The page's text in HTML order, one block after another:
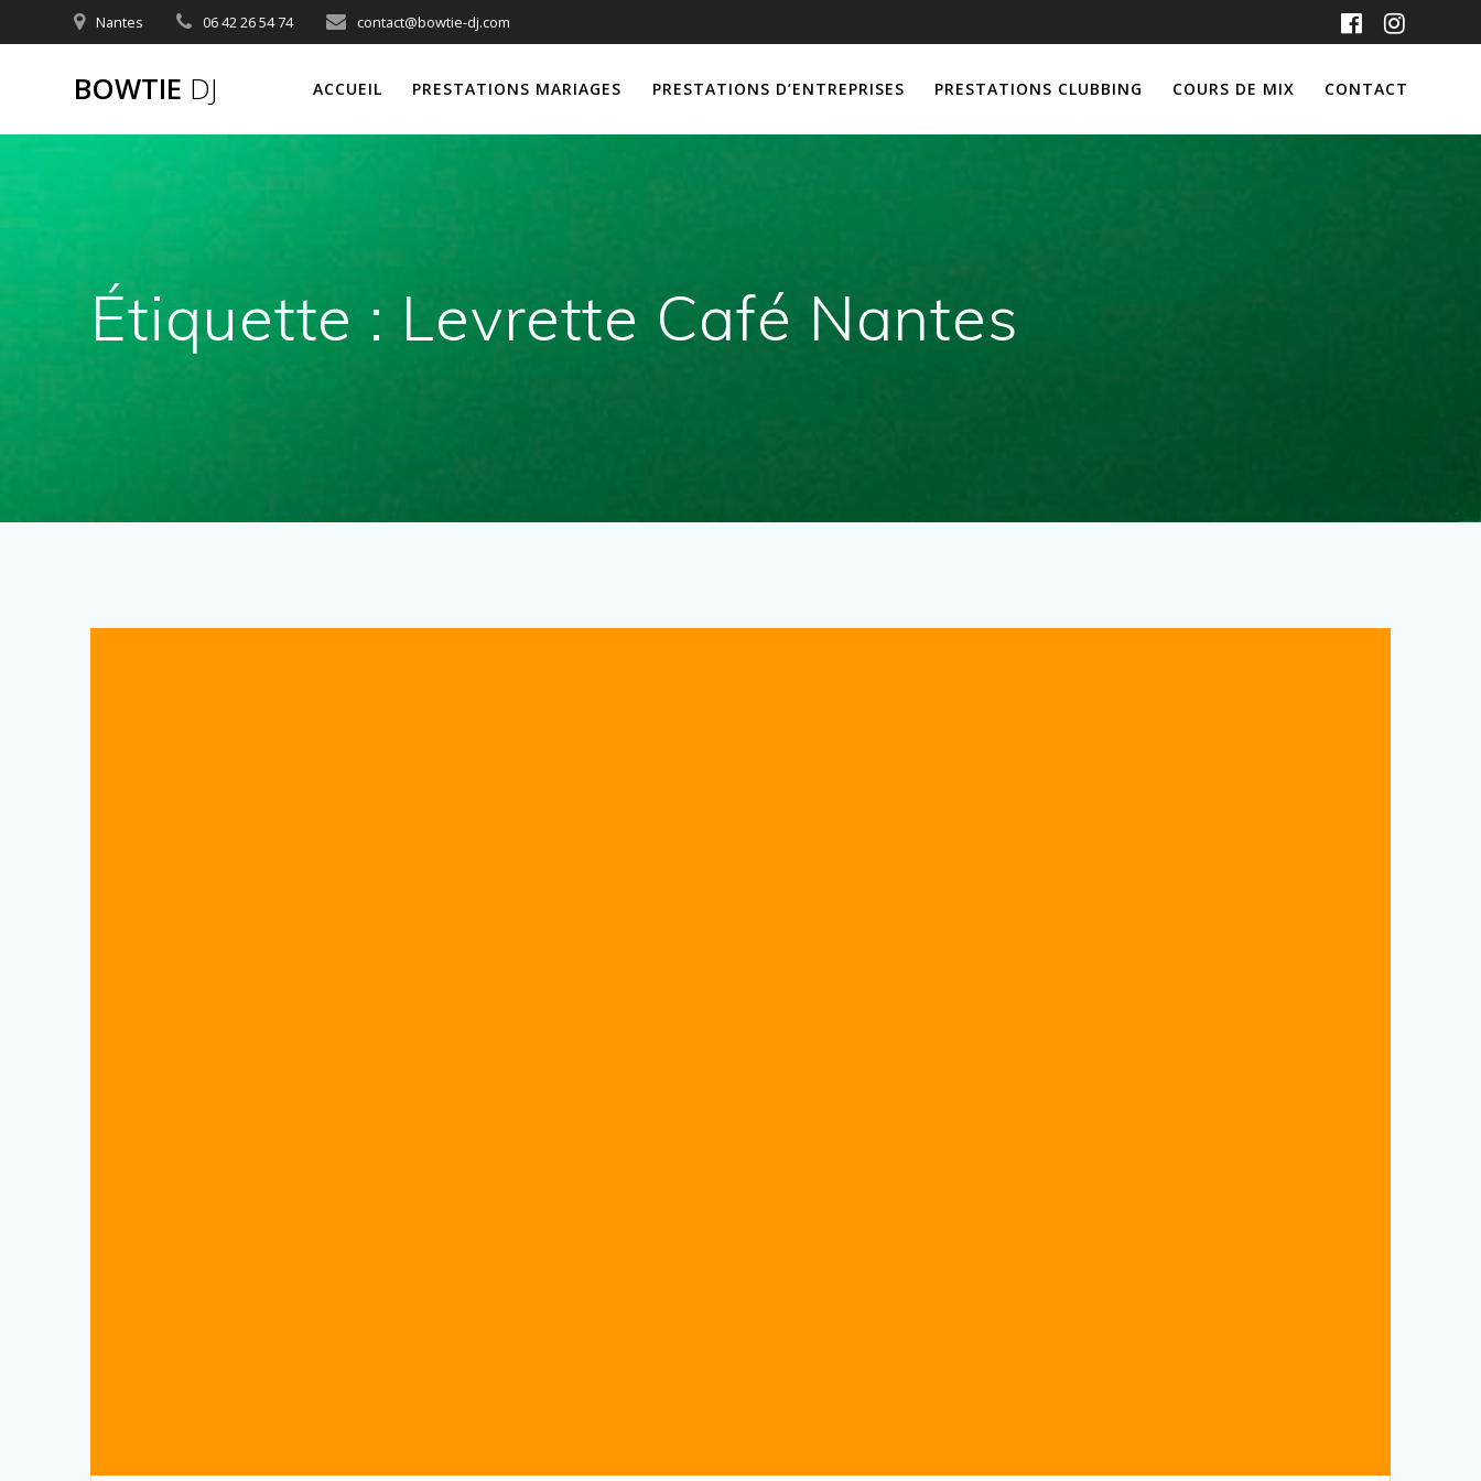
to
Nantes 06 42 26 54 74 contact@bowtie-dj.com
BOWTIE DJ ACCUEIL PRESTATIONS MARIAGES PRESTATIONS D’ENTREPRISES PRESTATIONS CLUBBING COURS DE MIX CONTACT
Étiquette : Levrette Café Nantes